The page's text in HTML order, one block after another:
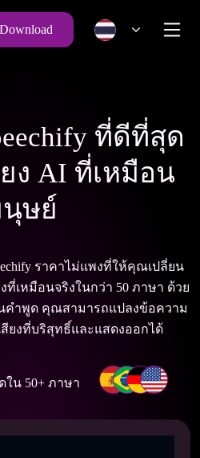
Download
ที่ดีที่สุด
ง AI ที่เหมือน
ษย์
ราคาไม่แพงที่ให้คุณเปลี่ยน
เหมือนจริงในกว่า 50 ภาษา ด้วย
คําพูด คุณสามารถแปลงข้อความ
ยงที่บริสุทธิ์และแสดงออกได้
น 50+ ภาษา